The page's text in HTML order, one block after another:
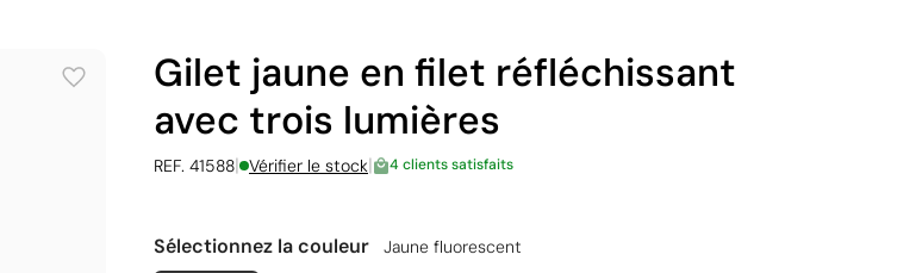
Gilet jaune en filet réfléchissant
avec trois lumières
REF. 41588| Vérifier le stock| 4 clients satisfaits
Sélectionnez la couleur Jaune fluorescent